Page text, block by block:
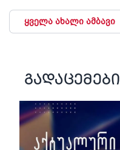
ყველა ახალი ამბავი
გადაცემები